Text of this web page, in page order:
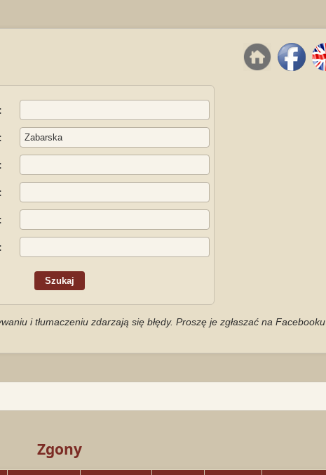
i tłumaczeniu zdarzają się błędy. Proszę je zgłaszać na Facebooku
Zgony